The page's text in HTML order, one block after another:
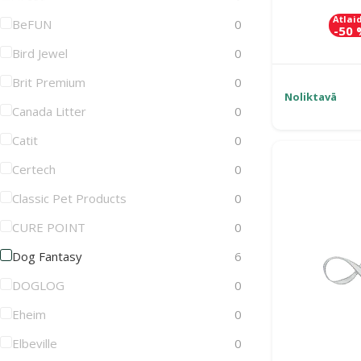
BeFUN
0
Bird Jewel
0
Brit Premium
0
Canada Litter
0
Catit
0
Certech
0
Classic Pet Products
0
CURE POINT
0
Dog Fantasy
6
DOGLOG
0
Eheim
0
Elbeville
0
-50
Noliktavā